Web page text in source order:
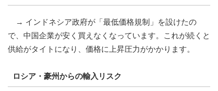
→ インドネシア政府が「最低価格規制」を設けたの
で、中国企業が安く買えなくなっています。これが続くと
供給がタイトになり、価格に上昇圧力がかかります。
ロシア・豪州からの輸入リスク